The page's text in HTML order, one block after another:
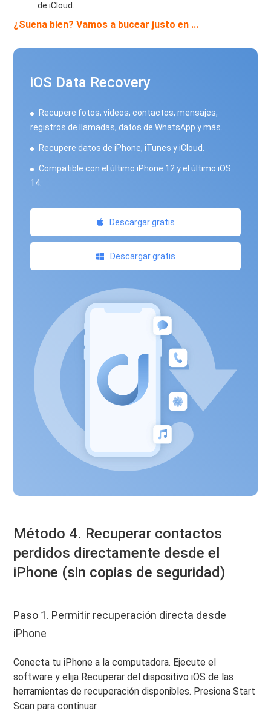
de iCloud.
¿Suena bien? Vamos a bucear justo en ...
iOS Data Recovery
Recupere fotos, videos, contactos, mensajes,
registros de llamadas, datos de WhatsApp y más.
Recupere datos de iPhone, iTunes y iCloud.
Compatible con el último iPhone 12 y el último iOS
14.
Descargar gratis
Descargar gratis
Método 4. Recuperar contactos
perdidos directamente desde el
iPhone (sin copias de seguridad)
Paso 1. Permitir recuperación directa desde
iPhone
Conecta tu iPhone a la computadora. Ejecute el
software y elija Recuperar del dispositivo iOS de las
herramientas de recuperación disponibles. Presiona Start
Scan para continuar.